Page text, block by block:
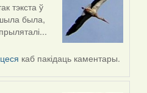
тэкста ў
была,
каб пакідаць каментары.